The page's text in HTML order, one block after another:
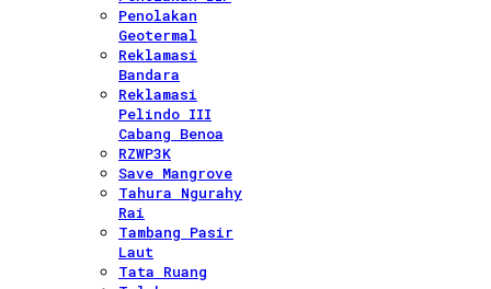
Penolakan
Geotermal
Reklamasi
Bandara
Reklamasi
Pelindo III
Cabang Benoa
RZWP3K
Save Mangrove
Tahura Ngurahy
Rai
Tambang Pasir
Laut
Tata Ruang